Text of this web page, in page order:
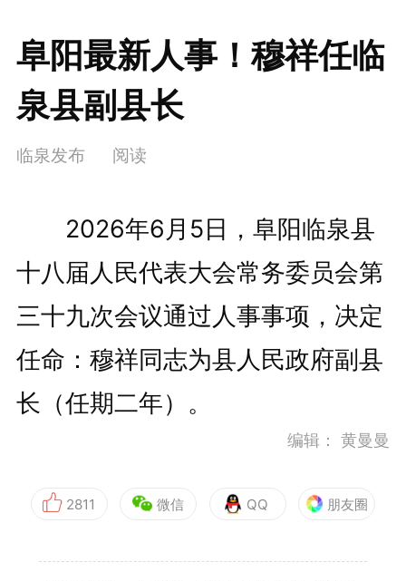
阜阳最新人事！穆祥任临
泉县副县长
临泉发布 阅读
2026年6月5日，阜阳临泉县
十八届人民代表大会常务委员会第
三十九次会议通过人事事项，决定
任命：穆祥同志为县人民政府副县
长（任期二年）。
编辑：黄曼曼
2811 微信 QQ 朋友圈